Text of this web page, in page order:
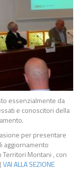
essenzialmente da
e conoscitori della
per presentare
aggiornamento
Montani , con
VAI ALLA SEZIONE